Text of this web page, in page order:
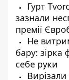
Гурт
зазнали
премії
Не
бару: зірка
себе руки